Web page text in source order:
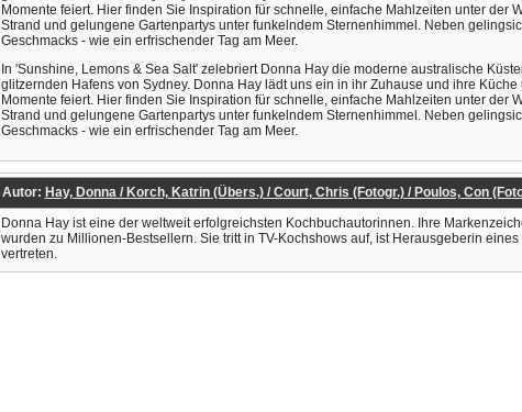
Momente feiert. Hier finden Sie Inspiration für schnelle, einfache Mahlzeiten unter
Strand und gelungene Gartenpartys unter funkelndem Sternenhimmel. Neben
Geschmacks - wie ein erfrischender Tag am Meer.
In 'Sunshine, Lemons & Sea Salt' zelebriert Donna Hay die moderne australische
glitzernden Hafens von Sydney. Donna Hay lädt uns ein in ihr Zuhause und ihre
Momente feiert. Hier finden Sie Inspiration für schnelle, einfache Mahlzeiten unter
Strand und gelungene Gartenpartys unter funkelndem Sternenhimmel. Neben
Geschmacks - wie ein erfrischender Tag am Meer.
Autor: Hay, Donna / Korch, Katrin (Übers.) / Court, Chris (Fotogr.) / Poulos, Con
Donna Hay ist eine der weltweit erfolgreichsten Kochbuchautorinnen. Ihre
wurden zu Millionen-Bestsellern. Sie tritt in TV-Kochshows auf, ist Herausgeberin
vertreten.